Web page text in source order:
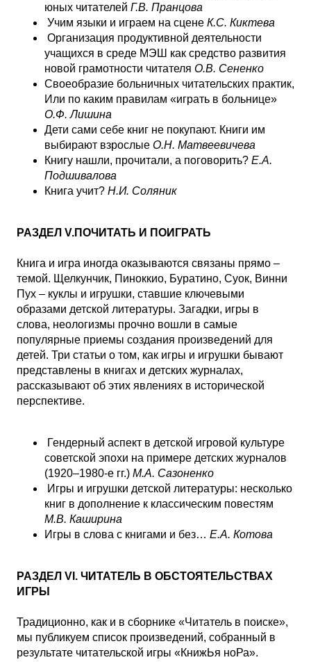
юных читателей Г.В. Пранцова
Учим языки и играем на сцене К.С. Киктева
Организация продуктивной деятельности
учащихся в среде МЭШ как средство развития
новой грамотности читателя О.В. Сененко
Своеобразие больничных читательских практик,
Или по каким правилам «играть в больнице»
О.Ф. Лишина
Дети сами себе книг не покупают. Книги им
выбирают взрослые О.Н. Матвеевичева
Книгу нашли, прочитали, а поговорить? Е.А.
Подшивалова
Книга учит? Н.И. Соляник
РАЗДЕЛ V.ПОЧИТАТЬ И ПОИГРАТЬ
Книга и игра иногда оказываются связаны прямо –
темой. Щелкунчик, Пиноккио, Буратино, Суок, Винни
Пух – куклы и игрушки, ставшие ключевыми
образами детской литературы. Загадки, игры в
слова, неологизмы прочно вошли в самые
популярные приемы создания произведений для
детей. Три статьи о том, как игры и игрушки бывают
представлены в книгах и детских журналах,
рассказывают об этих явлениях в исторической
перспективе.
Гендерный аспект в детской игровой культуре
советской эпохи на примере детских журналов
(1920‒1980-е гг.) М.А. Сазоненко
Игры и игрушки детской литературы: несколько
книг в дополнение к классическим повестям
М.В. Каширина
Игры в слова с книгами и без… Е.А. Котова
РАЗДЕЛ VI. ЧИТАТЕЛЬ В ОБСТОЯТЕЛЬСТВАХ
ИГРЫ
Традиционно, как и в сборнике «Читатель в поиске»,
мы публикуем список произведений, собранный в
результате читательской игры «КнижЬя ноРа».